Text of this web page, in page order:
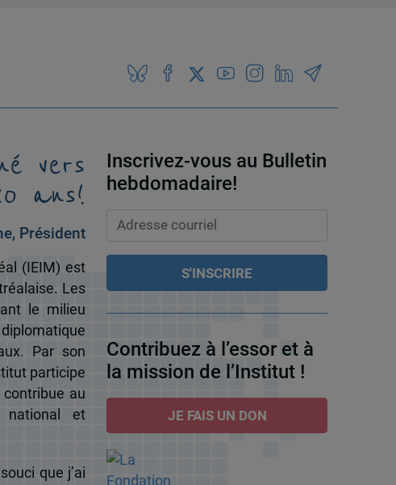
vers
ans!
Président
(IEIM) est
Les
le milieu
Par son
participe
au
national et
que j’ai
Inscrivez-vous au Bulletin
hebdomadaire!
Contribuez à l’essor et à
la mission de l’Institut !
JE FAIS UN DON